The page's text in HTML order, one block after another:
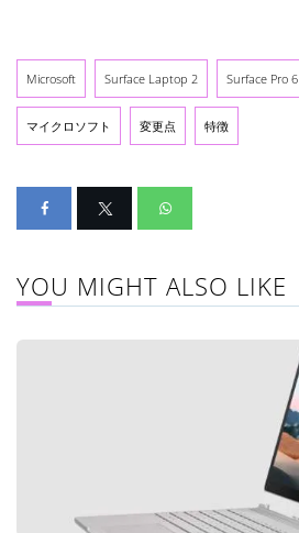
Microsoft Surface Laptop 2 Surface Pro 6
マイクロソフト 変更点 特徴
YOU MIGHT ALSO LIKE